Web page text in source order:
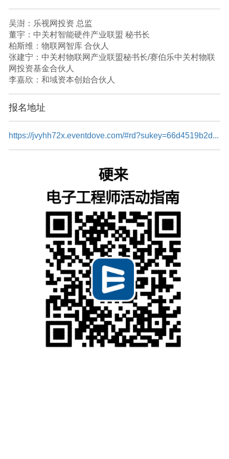
吴澍：乐视网投资 总监
董宇：中关村智能硬件产业联盟 秘书长
柏斯维：物联网智库 合伙人
张建宁：中关村物联网产业联盟秘书长/赛伯乐中关村物联
网投资基金合伙人
李嘉欣：和域资本创始合伙人
报名地址
https://jvyhh72x.eventdove.com/#rd?sukey=66d4519b2d...